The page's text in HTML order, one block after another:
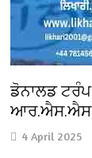
ਡੋਨਾਲਡ
ਆਰ.ਐਸ.ਐਸ.
4 April 2025